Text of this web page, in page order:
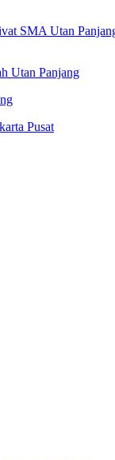
SMA Utan
Utan Panjang
Pusat